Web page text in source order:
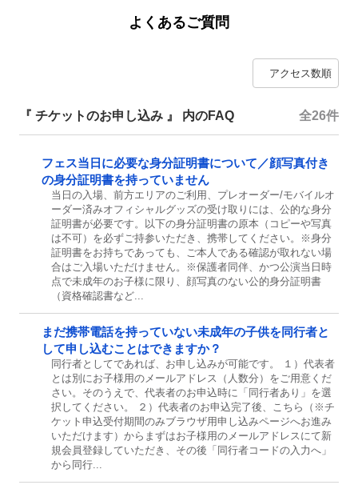
よくあるご質問
『 チケットのお申し込み 』 内のFAQ 全26件
フェス当日に必要な身分証明書について／顔写真付き
の身分証明書を持っていません
当日の入場、前方エリアのご利用、プレオーダー/モバイルオ
ーダー済みオフィシャルグッズの受け取りには、公的な身分
証明書が必要です。以下の身分証明書の原本（コピーや写真
は不可）を必ずご持参いただき、携帯してください。※身分
証明書をお持ちであっても、ご本人である確認が取れない場
合はご入場いただけません。※保護者同伴、かつ公演当日時
点で未成年のお子様に限り、顔写真のない公的身分証明書
（資格確認書など...
まだ携帯電話を持っていない未成年の子供を同行者と
して申し込むことはできますか？
同行者としてであれば、お申し込みが可能です。 １）代表者
とは別にお子様用のメールアドレス（人数分）をご用意くだ
さい。そのうえで、代表者のお申込時に「同行者あり」を選
択してください。 ２）代表者のお申込完了後、こちら（※チ
ケット申込受付期間のみブラウザ用申し込みページへお進み
いただけます）からまずはお子様用のメールアドレスにて新
規会員登録していただき、その後「同行者コードの入力へ」
から同行...